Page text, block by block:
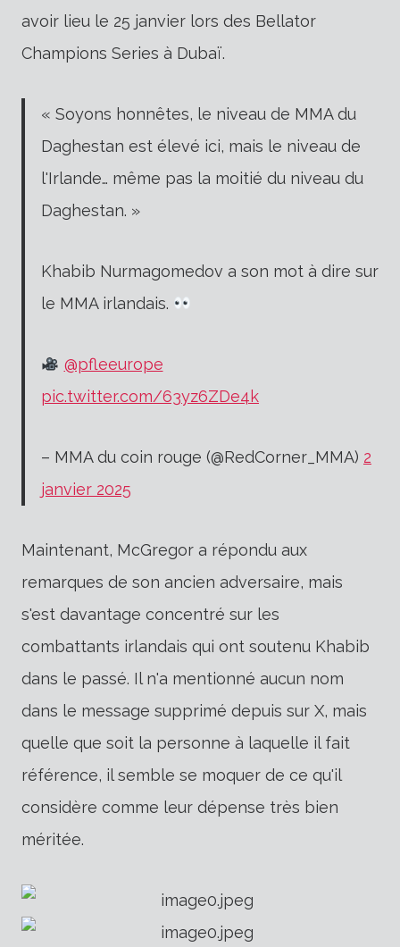
avoir lieu le 25 janvier lors des Bellator
Champions Series à Dubaï.
« Soyons honnêtes, le niveau de MMA du
Daghestan est élevé ici, mais le niveau de
l'Irlande… même pas la moitié du niveau du
Daghestan. »
Khabib Nurmagomedov a son mot à dire sur
le MMA irlandais.
@pfleeurope
pic.twitter.com/63yz6ZDe4k
– MMA du coin rouge (@RedCorner_MMA) 2
janvier 2025
Maintenant, McGregor a répondu aux
remarques de son ancien adversaire, mais
s'est davantage concentré sur les
combattants irlandais qui ont soutenu Khabib
dans le passé. Il n'a mentionné aucun nom
dans le message supprimé depuis sur X, mais
quelle que soit la personne à laquelle il fait
référence, il semble se moquer de ce qu'il
considère comme leur dépense très bien
méritée.